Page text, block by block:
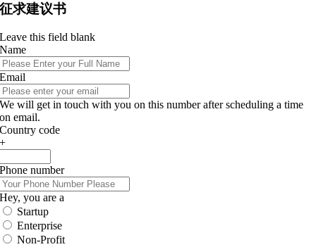
征求建议书
Leave this field blank
Name
Email
We will get in touch with you on this number after scheduling a time
on email.
Country code
+
Phone number
Hey, you are a
Startup
Enterprise
Non-Profit